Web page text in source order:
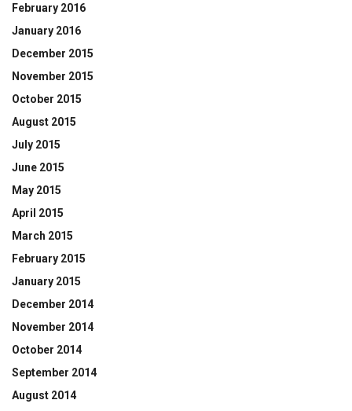
February 2016
January 2016
December 2015
November 2015
October 2015
August 2015
July 2015
June 2015
May 2015
April 2015
March 2015
February 2015
January 2015
December 2014
November 2014
October 2014
September 2014
August 2014